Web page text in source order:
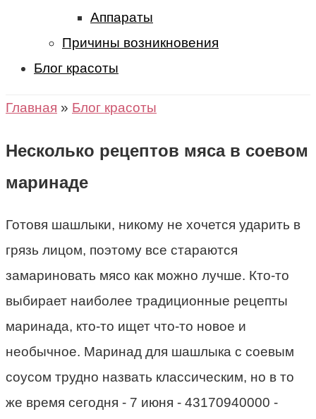
Аппараты
Причины возникновения
Блог красоты
Главная » Блог красоты
Несколько рецептов мяса в соевом
маринаде
Готовя шашлыки, никому не хочется ударить в
грязь лицом, поэтому все стараются
замариновать мясо как можно лучше. Кто-то
выбирает наиболее традиционные рецепты
маринада, кто-то ищет что-то новое и
необычное. Маринад для шашлыка с соевым
соусом трудно назвать классическим, но в то
же время сегодня - 7 июня - 43170940000 -